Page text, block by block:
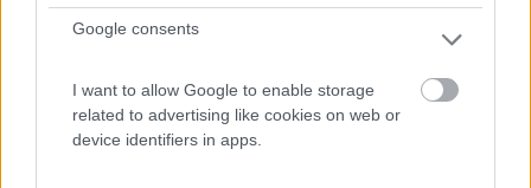
Google consents
I want to allow Google to enable storage
related to advertising like cookies on web or
device identifiers in apps.
Campeggio
8,9 9
Servizi / Posizione